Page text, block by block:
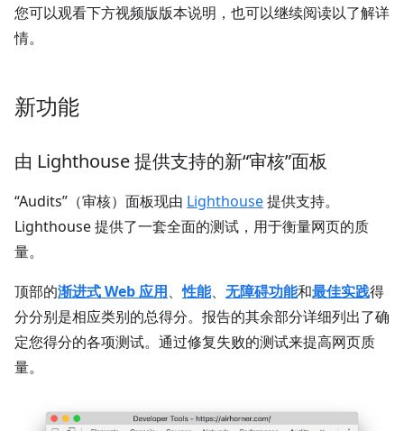
您可以观看下方视频版版本说明，也可以继续阅读以了解详
情。
新功能
由 Lighthouse 提供支持的新“审核”面板
“Audits”（审核）面板现由 Lighthouse提供支持。
Lighthouse 提供了一套全面的测试，用于衡量网页的质
量。
顶部的渐进式 Web 应用、性能、 无障碍功能和最佳实践得
分分别是相应类别的总得分。报告的其余部分详细列出了确
定您得分的各项测试。通过修复失败的测试来提高网页质
量。